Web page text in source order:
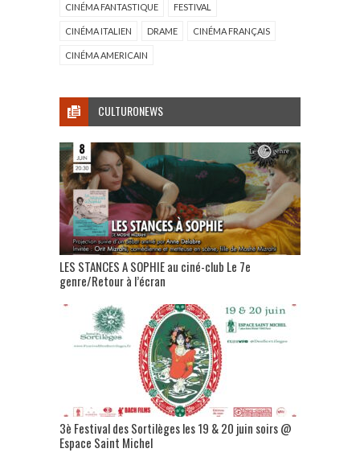
CINÉMA FANTASTIQUE FESTIVAL
CINÉMA ITALIEN DRAME CINÉMA FRANÇAIS
CINÉMA AMERICAIN
CULTURONEWS
LES STANCES A SOPHIE au ciné-club Le 7e
genre/Retour à l’écran
3è Festival des Sortilèges les 19 & 20 juin soirs @
Espace Saint Michel